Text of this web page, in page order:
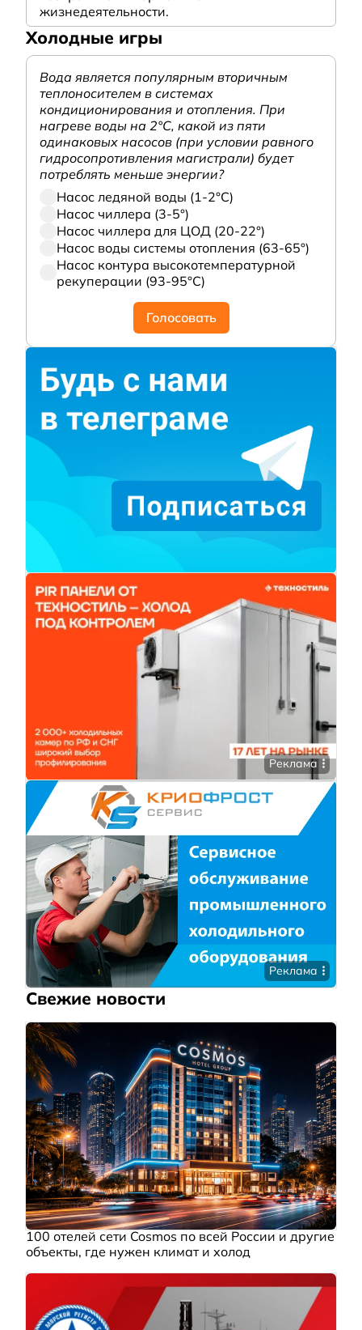
жизнедеятельности.
Холодные игры
Вода является популярным вторичным
теплоносителем в системах
кондиционирования и отопления. При
нагреве воды на 2°С, какой из пяти
одинаковых насосов (при условии равного
гидросопротивления магистрали) будет
потреблять меньше энергии?
Насос ледяной воды (1-2°С)
Насос чиллера (3-5°)
Насос чиллера для ЦОД (20-22°)
Насос воды системы отопления (63-65°)
Насос контура высокотемпературной
рекуперации (93-95°С)
Голосовать
Реклама
Реклама
Свежие новости
100 отелей сети Cosmos по всей России и другие
объекты, где нужен климат и холод